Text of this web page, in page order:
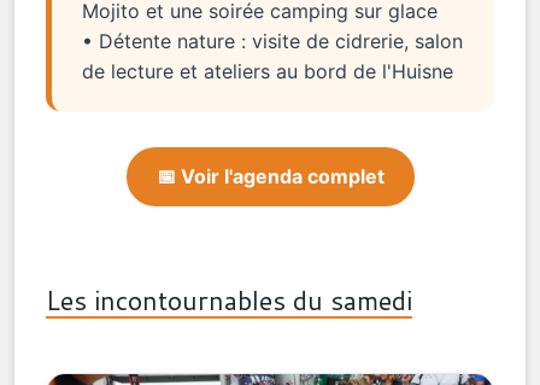
Mojito et une soirée camping sur glace
• Détente nature : visite de cidrerie, salon
de lecture et ateliers au bord de l'Huisne
📅 Voir l'agenda complet
Les incontournables du samedi